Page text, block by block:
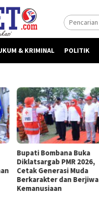
& KRIMINAL POLITIK
Bupati Bombana Buka
Diklatsargab PMR 2026,
Cetak Generasi Muda
Berkarakter dan Berjiwa
Kemanusiaan